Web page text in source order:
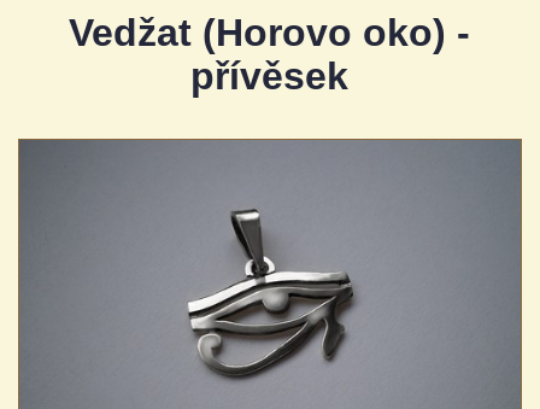
Vedžat (Horovo oko) -
přívěsek